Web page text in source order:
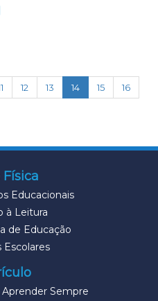
12 13 14(current)
15
16
Física
Educacionais
à Leitura
de Educação
Escolares
Sempre